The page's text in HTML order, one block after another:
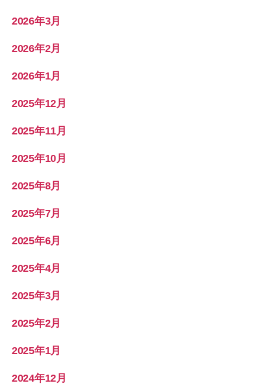
2026年3月
2026年2月
2026年1月
2025年12月
2025年11月
2025年10月
2025年8月
2025年7月
2025年6月
2025年4月
2025年3月
2025年2月
2025年1月
2024年12月